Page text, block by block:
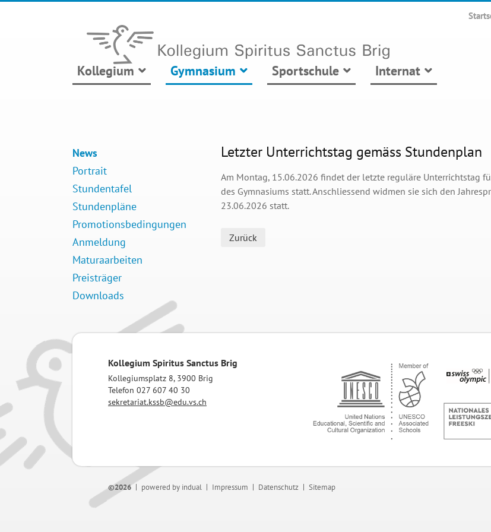
Kollegium Gymnasium Sportschule Internat
News
Portrait
Stundentafel
Stundenpläne
Promotionsbedingungen
Anmeldung
Maturaarbeiten
Preisträger
Downloads
Letzter Unterrichtstag gemäss Stundenplan
Am Montag, 15.06.2026 findet der letzte reguläre Unterrichtstag
des Gymnasiums statt. Anschliessend widmen sie sich den
23.06.2026 statt.
Zurück
Kollegium Spiritus Sanctus Brig
Kollegiumsplatz 8, 3900 Brig
Telefon 027 607 40 30
sekretariat.kssb@edu.vs.ch
©2026 powered by indual Impressum Datenschutz Sitemap